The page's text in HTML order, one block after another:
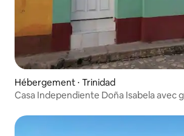
Hébergement ⋅ Trinidad
Casa Independiente Doña Isabela avec